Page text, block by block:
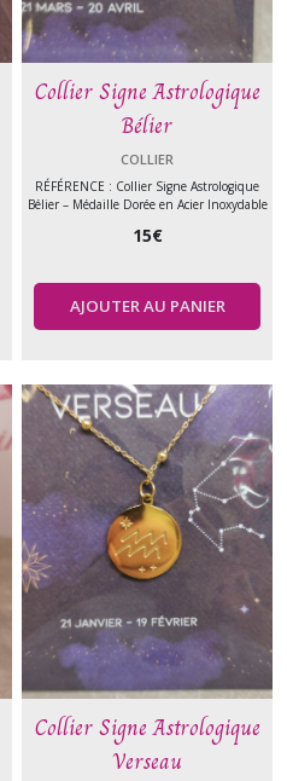
Collier Signe Astrologique
Bélier
COLLIER
RÉFÉRENCE : Collier Signe Astrologique
Bélier – Médaille Dorée en Acier Inoxydable
15€
AJOUTER AU PANIER
Collier Signe Astrologique
Verseau